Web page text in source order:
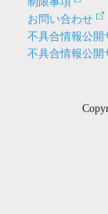
お問い合わせ
不具合情報公開
不具合情報公開